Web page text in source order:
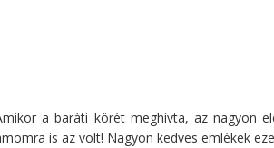
a baráti körét meghívta, az nagyon
is az volt! Nagyon kedves emlékek